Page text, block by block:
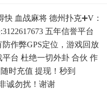
血战麻将 德州扑克➕V：
五年信誉平台
作弊GPS定位，游戏回放
台 杜绝一切外卦 合伙 作
时充值 提现！秒到
诚勿扰！谢谢